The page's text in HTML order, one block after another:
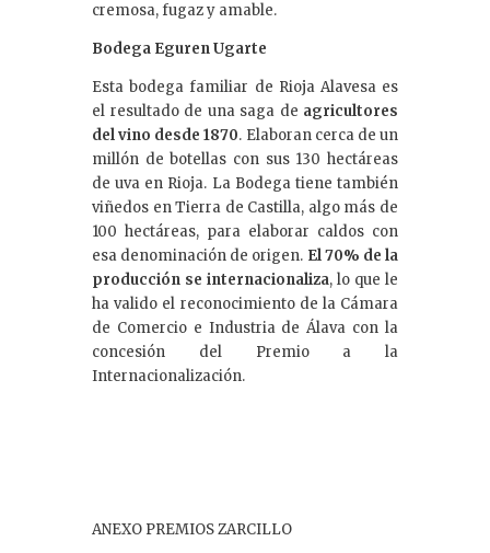
cremosa, fugaz y amable.
Bodega Eguren Ugarte
Esta bodega familiar de Rioja Alavesa es
el resultado de una saga de agricultores
del vino desde 1870. Elaboran cerca de un
millón de botellas con sus 130 hectáreas
de uva en Rioja. La Bodega tiene también
viñedos en Tierra de Castilla, algo más de
100 hectáreas, para elaborar caldos con
esa denominación de origen. El 70% de la
producción se internacionaliza, lo que le
ha valido el reconocimiento de la Cámara
de Comercio e Industria de Álava con la
concesión del Premio a la
Internacionalización.
ANEXO PREMIOS ZARCILLO